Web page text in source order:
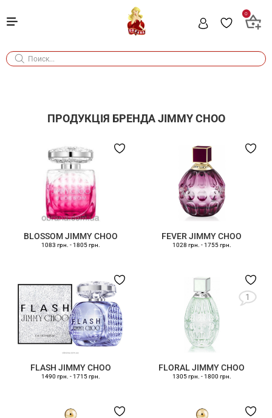
0
ПРОДУКЦІЯ БРЕНДАJIMMY CHOO
BLOSSOM JIMMY CHOO
1083 грн. -1805 грн.
FEVER JIMMY CHOO
1028 грн. -1755 грн.
FLASH JIMMY CHOO
1490 грн. -1715 грн.
1
FLORAL JIMMY CHOO
1305 грн. -1800 грн.